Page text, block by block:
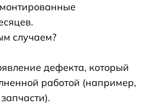
случаем?
дефекта, который
работой (например,